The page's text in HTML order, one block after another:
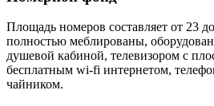
Площадь номеров составляет от 23
полностью меблированы,
душевой кабиной, телевизором с
бесплатным wi-fi интернетом,
чайником.